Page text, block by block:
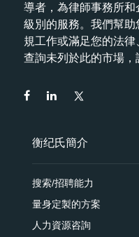
導者，為律師事務所
級別的服務。我們幫
規工作或滿足您的法
查詢未列於此的市場，
衡纪氏簡介
搜索/招聘能力
量身定製的方案
人力資源咨詢